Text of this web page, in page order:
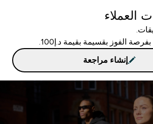
العملاء
الفوز بقسيمة بقيمة د.إ100.
إنشاء مراجعة